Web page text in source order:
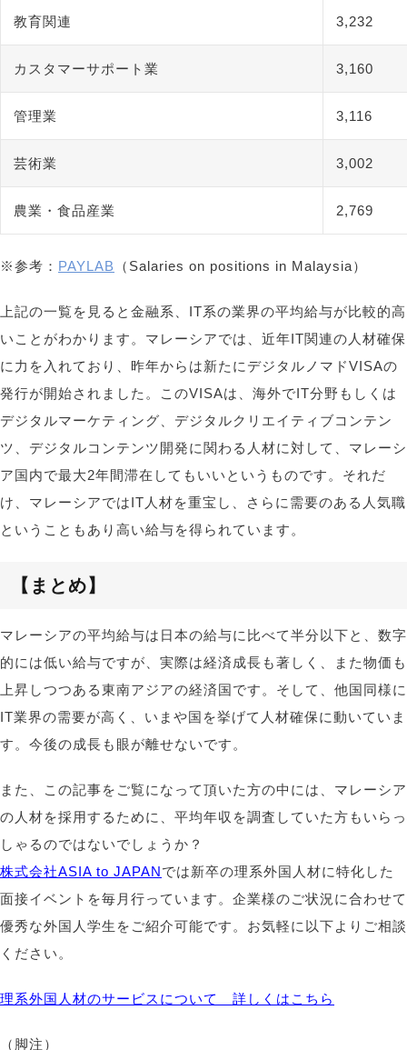
教育関連 3,232
カスタマーサポート業 3,160
管理業 3,116
芸術業 3,002
農業・食品産業 2,769
※参考： PAYLAB （Salaries on positions in Malaysia）
上記の一覧を見ると金融系、IT系の業界の平均給与が比較的高
いことがわかります。マレーシアでは、近年IT関連の人材確保
に力を入れており、昨年からは新たにデジタルノマドVISAの
発行が開始されました。このVISAは、海外でIT分野もしくは
デジタルマーケティング、デジタルクリエイティブコンテン
ツ、デジタルコンテンツ開発に関わる人材に対して、マレーシ
ア国内で最大2年間滞在してもいいというものです。それだ
け、マレーシアではIT人材を重宝し、さらに需要のある人気職
ということもあり高い給与を得られています。
【まとめ】
マレーシアの平均給与は日本の給与に比べて半分以下と、数字
的には低い給与ですが、実際は経済成長も著しく、また物価も
上昇しつつある東南アジアの経済国です。そして、他国同様に
IT業界の需要が高く、いまや国を挙げて人材確保に動いていま
す。今後の成長も眼が離せないです。
また、この記事をご覧になって頂いた方の中には、マレーシア
の人材を採用するために、平均年収を調査していた方もいらっ
しゃるのではないでしょうか？
株式会社ASIA to JAPANでは新卒の理系外国人材に特化した
面接イベントを毎月行っています。企業様のご状況に合わせて
優秀な外国人学生をご紹介可能です。お気軽に以下よりご相談
ください。
理系外国人材のサービスについて 詳しくはこちら
（脚注）